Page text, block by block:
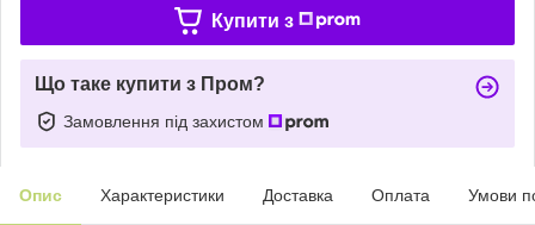
Купити з
Що таке купити з Пром?
Замовлення під захистом
Опис Характеристики Доставка Оплата Умови